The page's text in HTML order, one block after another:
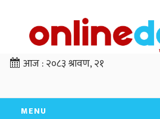
आज :२०८३ श्रावण, २१
MENU